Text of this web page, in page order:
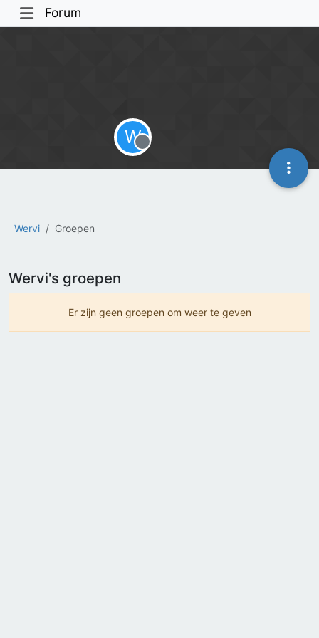
Forum
Wervi Groepen
W
Offline
Wervi's groepen
Er zijn geen groepen om weer te geven